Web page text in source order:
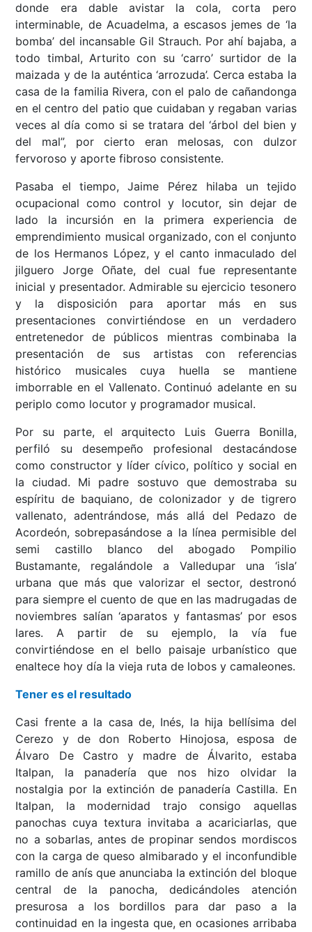
donde era dable avistar la cola, corta pero
interminable, de Acuadelma, a escasos jemes de ‘la
bomba’ del incansable Gil Strauch. Por ahí bajaba, a
todo timbal, Arturito con su ‘carro’ surtidor de la
maizada y de la auténtica ‘arrozuda’. Cerca estaba la
casa de la familia Rivera, con el palo de cañandonga
en el centro del patio que cuidaban y regaban varias
veces al día como si se tratara del ‘árbol del bien y
del mal”, por cierto eran melosas, con dulzor
fervoroso y aporte fibroso consistente.
Pasaba el tiempo, Jaime Pérez hilaba un tejido
ocupacional como control y locutor, sin dejar de
lado la incursión en la primera experiencia de
emprendimiento musical organizado, con el conjunto
de los Hermanos López, y el canto inmaculado del
jilguero Jorge Oñate, del cual fue representante
inicial y presentador. Admirable su ejercicio tesonero
y la disposición para aportar más en sus
presentaciones convirtiéndose en un verdadero
entretenedor de públicos mientras combinaba la
presentación de sus artistas con referencias
histórico musicales cuya huella se mantiene
imborrable en el Vallenato. Continuó adelante en su
periplo como locutor y programador musical.
Por su parte, el arquitecto Luis Guerra Bonilla,
perfiló su desempeño profesional destacándose
como constructor y líder cívico, político y social en
la ciudad. Mi padre sostuvo que demostraba su
espíritu de baquiano, de colonizador y de tigrero
vallenato, adentrándose, más allá del Pedazo de
Acordeón, sobrepasándose a la línea permisible del
semi castillo blanco del abogado Pompilio
Bustamante, regalándole a Valledupar una ‘isla’
urbana que más que valorizar el sector, destronó
para siempre el cuento de que en las madrugadas de
noviembres salían ‘aparatos y fantasmas’ por esos
lares. A partir de su ejemplo, la vía fue
convirtiéndose en el bello paisaje urbanístico que
enaltece hoy día la vieja ruta de lobos y camaleones.
Tener es el resultado
Casi frente a la casa de, Inés, la hija bellísima del
Cerezo y de don Roberto Hinojosa, esposa de
Álvaro De Castro y madre de Álvarito, estaba
Italpan, la panadería que nos hizo olvidar la
nostalgia por la extinción de panadería Castilla. En
Italpan, la modernidad trajo consigo aquellas
panochas cuya textura invitaba a acariciarlas, que
no a sobarlas, antes de propinar sendos mordiscos
con la carga de queso almibarado y el inconfundible
ramillo de anís que anunciaba la extinción del bloque
central de la panocha, dedicándoles atención
presurosa a los bordillos para dar paso a la
continuidad en la ingesta que, en ocasiones arribaba